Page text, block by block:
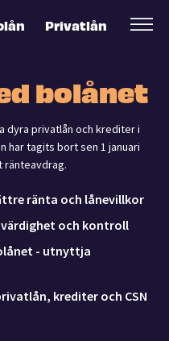
Privatlån
bolånet
dyra privatlån och krediter i
har tagits bort sen 1 januari
ränteavdrag.
ränta och lånevillkor
och kontroll
- utnyttja
krediter och CSN